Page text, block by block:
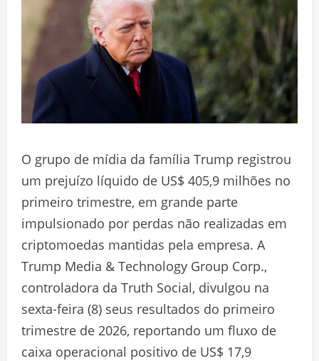
O grupo de mídia da família Trump registrou
um prejuízo líquido de US$ 405,9 milhões no
primeiro trimestre, em grande parte
impulsionado por perdas não realizadas em
criptomoedas mantidas pela empresa. A
Trump Media & Technology Group Corp.,
controladora da Truth Social, divulgou na
sexta-feira (8) seus resultados do primeiro
trimestre de 2026, reportando um fluxo de
caixa operacional positivo de US$ 17,9